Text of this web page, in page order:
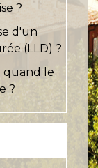
?
d'un
(LLD) ?
quand le
?